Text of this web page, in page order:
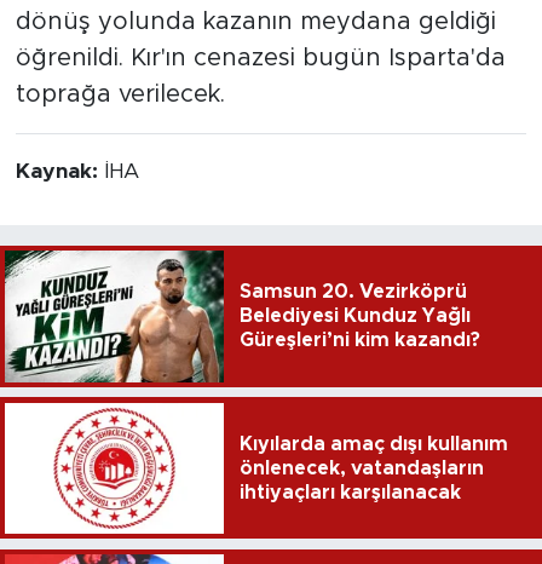
dönüş yolunda kazanın meydana geldiği
öğrenildi. Kır'ın cenazesi bugün Isparta'da
toprağa verilecek.
Kaynak: İHA
Samsun 20. Vezirköprü
Belediyesi Kunduz Yağlı
Güreşleri’ni kim kazandı?
Kıyılarda amaç dışı kullanım
önlenecek, vatandaşların
ihtiyaçları karşılanacak